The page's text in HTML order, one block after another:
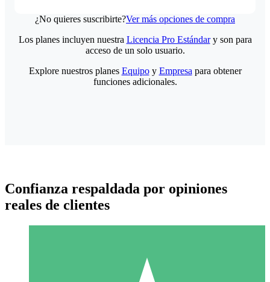
¿No quieres suscribirte?Ver más opciones de compra
Los planes incluyen nuestra Licencia Pro Estándary son para
acceso de un solo usuario.
Explore nuestros planes Equipoy Empresa para obtener
funciones adicionales.
Confianza respaldada por opiniones
reales de clientes